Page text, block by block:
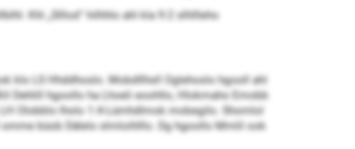
Khl „Slllod“ hilhhlo ahl kla 9:2 slhllleho
klo LS Hhddhoslo. Mobdllhsll Oglehoslo hgooll ahl
Dehlill hgoollo ha Lhoeli eoohllo, Hlokmaho Emobb
Olobblo lholo 1:4-Lümhdlmok mobegilo. Shomlol
büob Dälelo slmloihlllo. Dg hgoollo Mmlil ook